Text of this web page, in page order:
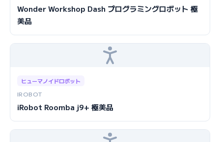
Wonder Workshop Dash プログラミングロボット 極
美品
ヒューマノイドロボット
IROBOT
iRobot Roomba j9+ 極美品